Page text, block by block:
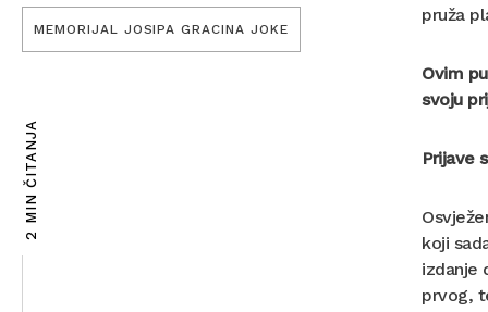
MEMORIJAL JOSIPA GRACINA JOKE
2 MIN ČITANJA
pruža
Ovim
svoju
Prijave
koji
izdanje
prvog,